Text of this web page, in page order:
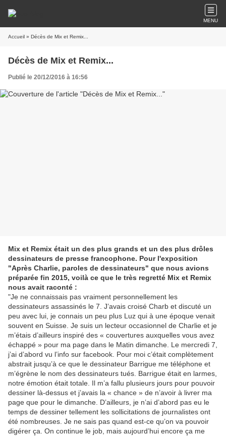
MENU
Accueil » Décès de Mix et Remix...
Décès de Mix et Remix...
Publié le 20/12/2016 à 16:56
Mix et Remix était un des plus grands et un des plus drôles
dessinateurs de presse francophone. Pour l'exposition
"Après Charlie, paroles de dessinateurs" que nous avions
préparée fin 2015, voilà ce que le très regretté Mix et Remix
nous avait raconté :
"Je ne connaissais pas vraiment personnellement les
dessinateurs assassinés le 7. J’avais croisé Charb et discuté un
peu avec lui, je connais un peu plus Luz qui à une époque venait
souvent en Suisse. Je suis un lecteur occasionnel de Charlie et je
m’étais d’ailleurs inspiré des « couvertures auxquelles vous avez
échappé » pour ma page dans le Matin dimanche. Le mercredi 7,
j’ai d’abord vu l’info sur facebook. Pour moi c’était complètement
abstrait jusqu’à ce que le dessinateur Barrigue me téléphone et
m’égrène le nom des dessinateurs tués. Barrigue était en larmes,
notre émotion était totale. Il m’a fallu plusieurs jours pour pouvoir
dessiner là-dessus et j’avais la « chance » de n’avoir à livrer ma
page que pour le dimanche. D’ailleurs, je n’ai d’abord pas eu le
temps de dessiner tellement les sollicitations de journalistes ont
été nombreuses. Je ne sais pas quand est-ce qu’on va pouvoir
digérer ça. On continue le job, mais aujourd’hui encore ça me